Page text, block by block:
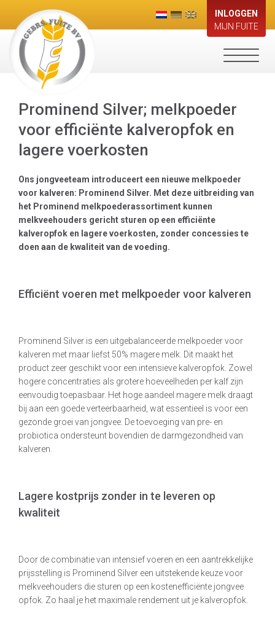
INLOGGEN
MIJN FUITE
Toggle
Prominend Silver; melkpoeder
voor efficiënte kalveropfok en
lagere voerkosten
Ons jongveeteam introduceert een nieuwe melkpoeder
voor kalveren: Prominend Silver. Met deze uitbreiding van
het Prominend melkpoederassortiment kunnen
melkveehouders gericht sturen op een efficiënte
kalveropfok en lagere voerkosten, zonder concessies te
doen aan de kwaliteit van de voeding.
Efficiënt voeren met melkpoeder voor kalveren
Prominend Silver is een uitgebalanceerde melkpoeder voor
kalveren met maar liefst 50% magere melk. Dit maakt het
product zeer geschikt voor een intensieve kalveropfok. Zowel
hogere concentraties als grotere hoeveelheden per kalf zijn
eenvoudig toepasbaar. Het hoge aandeel magere melk draagt
bij aan een goede verteerbaarheid, wat essentieel is voor een
gezonde groei van jongvee. De toevoeging van pre- en
probiotica ondersteunt bovendien de darmgezondheid van
kalveren.
Lagere kostprijs zonder in te leveren op
kwaliteit
Door de combinatie van intensief voeren en een aantrekkelijke
prijsstelling is Prominend Silver een uitstekende keuze voor
melkveehouders die sturen op een kostenefficiënte jongvee
opfok. Zo haal je het maximale rendement uit je kalveropfok.